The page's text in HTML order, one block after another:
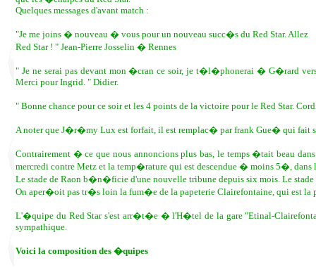
Quelques messages d'avant match :
"Je me joins � nouveau � vous pour un nouveau succ�s du Red Star. Allez
Red Star ! " Jean-Pierre Josselin � Rennes
" Je ne serai pas devant mon �cran ce soir, je t�l�phonerai � G�rard
Merci pour Ingrid. " Didier.
" Bonne chance pour ce soir et les 4 points de la victoire pour le Red Star.
A noter que J�r�my Lux est forfait, il est remplac� par frank Gue� qui fait
Contrairement � ce que nous annoncions plus bas, le temps �tait beau
mercredi contre Metz et la temp�rature qui est descendue � moins 5�, dans
Le stade de Raon b�n�ficie d'une nouvelle tribune depuis six mois. Le
On aper�oit pas tr�s loin la fum�e de la papeterie Clairefontaine, qui est la
L'�quipe du Red Star s'est arr�t�e � l'H�tel de la gare "Etinal-
sympathique.
Voici la composition des �quipes